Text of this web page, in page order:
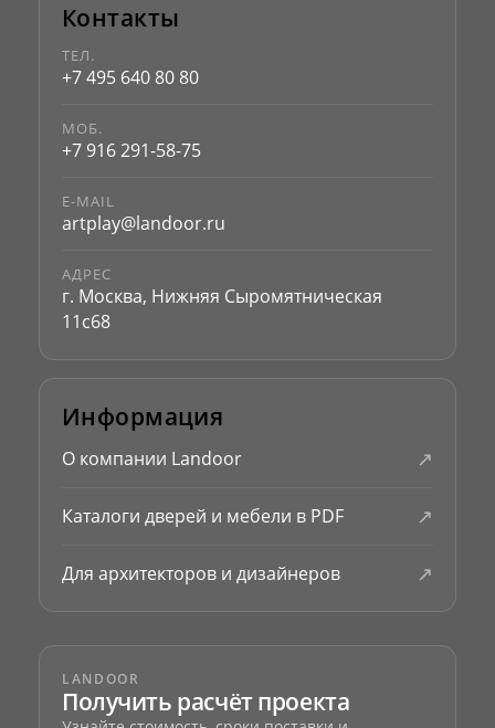
Контакты
ТЕЛ.
+7 495 640 80 80
МОБ.
+7 916 291-58-75
E-MAIL
artplay@landoor.ru
АДРЕС
г. Москва, Нижняя Сыромятническая
11с68
Информация
О компании Landoor ↗
Каталоги дверей и мебели в PDF ↗
Для архитекторов и дизайнеров ↗
LANDOOR
Получить расчёт проекта